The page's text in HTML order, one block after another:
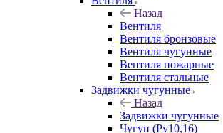
Назад
Вентиля
Вентиля бронзовые
Вентиля чугунные
Вентиля пожарные
Вентиля стальные
Задвижки чугунные
Назад
Задвижки чугунные
Чугун (Ру10,16)